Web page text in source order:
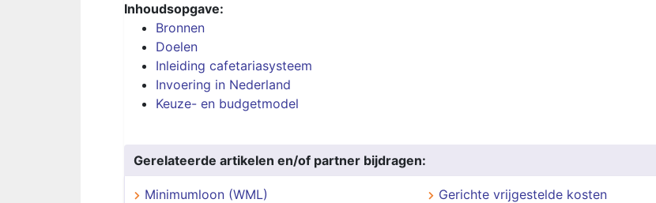
Inhoudsopgave:
Bronnen
Doelen
Inleiding cafetariasysteem
Invoering in Nederland
Keuze- en budgetmodel
Gerelateerde artikelen en/of partner bijdragen:
Minimumloon (WML)
Gerichte vrijgestelde kosten